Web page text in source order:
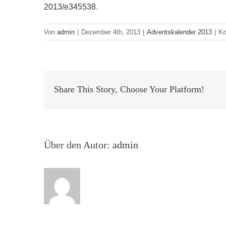
2013/e345538.
Von admin Dezember 4th, 2013 Adventskalender 2013
Share This Story, Choose Your Platform!
Über den Autor: admin